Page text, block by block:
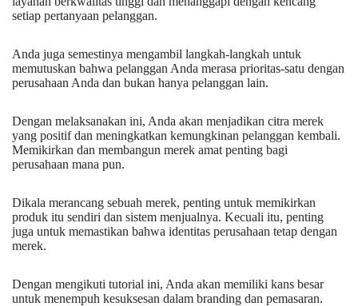
setiap pertanyaan pelanggan.
Anda juga semestinya mengambil langkah-langkah untuk
memutuskan bahwa pelanggan Anda merasa prioritas-satu dengan
perusahaan Anda dan bukan hanya pelanggan lain.
Dengan melaksanakan ini, Anda akan menjadikan citra merek
yang positif dan meningkatkan kemungkinan pelanggan kembali.
Memikirkan dan membangun merek amat penting bagi
perusahaan mana pun.
Dikala merancang sebuah merek, penting untuk memikirkan
produk itu sendiri dan sistem menjualnya. Kecuali itu, penting
juga untuk memastikan bahwa identitas perusahaan tetap dengan
merek.
Dengan mengikuti tutorial ini, Anda akan memiliki kans besar
untuk menempuh kesuksesan dalam branding dan pemasaran.